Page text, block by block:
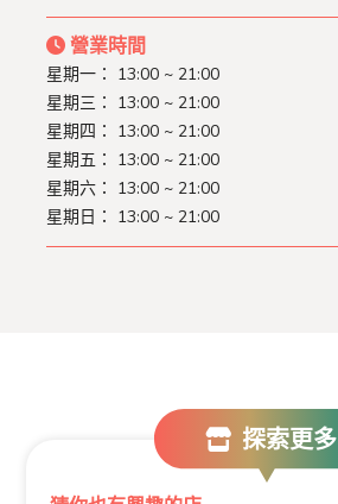
營業時間
星期一： 13:00 ~ 21:00
星期三： 13:00 ~ 21:00
星期四： 13:00 ~ 21:00
星期五： 13:00 ~ 21:00
星期六： 13:00 ~ 21:00
星期日： 13:00 ~ 21:00
探索更多